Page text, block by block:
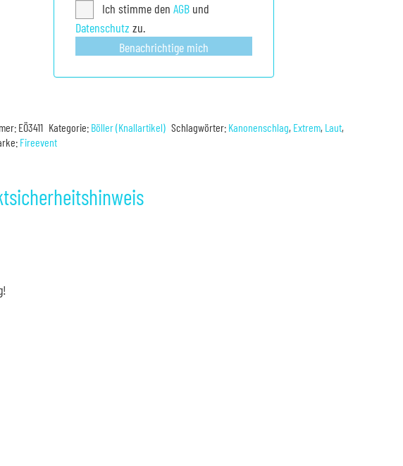
Ich stimme den AGB und
Datenschutz zu.
Benachrichtige mich
EÖ3411 Kategorie: Böller (Knallartikel) Schlagwörter: Kanonenschlag, Extrem, Laut,
Fireevent